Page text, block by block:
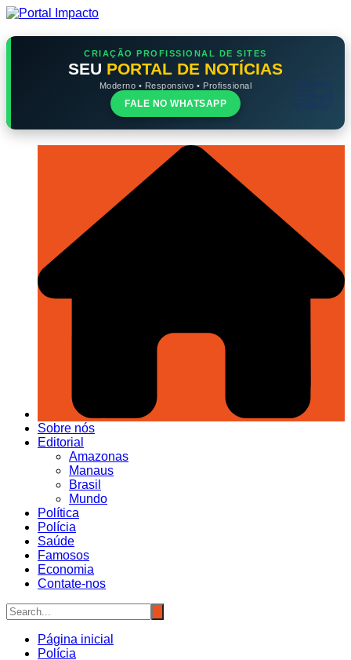
Ir
o
CRIAÇÃO PROFISSIONAL DE SITES
SEU PORTAL DE NOTÍCIAS
Moderno • Responsivo • Profissional
FALE NO WHATSAPP
Sobre nós
Editorial
Amazonas
Manaus
Brasil
Mundo
Política
Polícia
Saúde
Famosos
Economia
Contate-nos
Página inicial
Polícia